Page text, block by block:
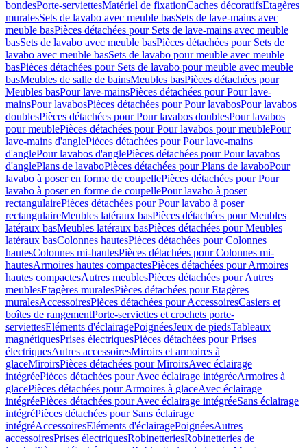
bondesPorte-serviettesMatériel de fixationCaches décoratifsEtagères
muralesSets de lavabo avec meuble basSets de lave-mains avec
meuble basPièces détachées pour Sets de lave-mains avec meuble
basSets de lavabo avec meuble basPièces détachées pour Sets de
lavabo avec meuble basSets de lavabo pour meuble avec meuble
basPièces détachées pour Sets de lavabo pour meuble avec meuble
basMeubles de salle de bainsMeubles basPièces détachées pour
Meubles basPour lave-mainsPièces détachées pour Pour lave-
mainsPour lavabosPièces détachées pour Pour lavabosPour lavabos
doublesPièces détachées pour Pour lavabos doublesPour lavabos
pour meublePièces détachées pour Pour lavabos pour meublePour
lave-mains d'anglePièces détachées pour Pour lave-mains
d'anglePour lavabos d'anglePièces détachées pour Pour lavabos
d'anglePlans de lavaboPièces détachées pour Plans de lavaboPour
lavabo à poser en forme de coupellePièces détachées pour Pour
lavabo à poser en forme de coupellePour lavabo à poser
rectangulairePièces détachées pour Pour lavabo à poser
rectangulaireMeubles latéraux basPièces détachées pour Meubles
latéraux basMeubles latéraux basPièces détachées pour Meubles
latéraux basColonnes hautesPièces détachées pour Colonnes
hautesColonnes mi-hautesPièces détachées pour Colonnes mi-
hautesArmoires hautes compactesPièces détachées pour Armoires
hautes compactesAutres meublesPièces détachées pour Autres
meublesEtagères muralesPièces détachées pour Etagères
muralesAccessoiresPièces détachées pour AccessoiresCasiers et
boîtes de rangementPorte-serviettes et crochets porte-
serviettesEléments d'éclairagePoignéesJeux de piedsTableaux
magnétiquesPrises électriquesPièces détachées pour Prises
électriquesAutres accessoiresMiroirs et armoires à
glaceMiroirsPièces détachées pour MiroirsAvec éclairage
intégréePièces détachées pour Avec éclairage intégréeArmoires à
glacePièces détachées pour Armoires à glaceAvec éclairage
intégréePièces détachées pour Avec éclairage intégréeSans éclairage
intégréPièces détachées pour Sans éclairage
intégréAccessoiresEléments d'éclairagePoignéesAutres
accessoiresPrises électriquesRobinetteriesRobinetteries de